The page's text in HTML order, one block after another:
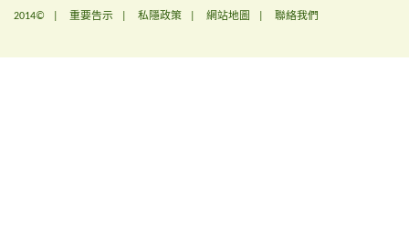
2014© | 重要告示 私隱政策 網站地圖 聯絡我們